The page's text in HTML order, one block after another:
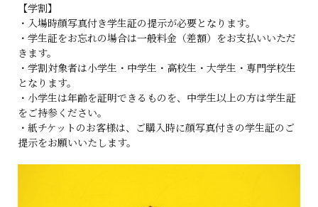
【学割】
・入場時顔写真付き学生証の提示が必要となります。
・学生証をお忘れの場合は一般料金（差額）をお支払いいただ
きます。
・学割対象者は小学生・中学生・高校生・大学生・専門学校生
となります。
・小学生は年齢を証明できるものを、中学生以上の方は学生証
をご持参ください。
・紙チケットのお客様は、ご購入時に顔写真付きの学生証のご
提示をお願いいたします。